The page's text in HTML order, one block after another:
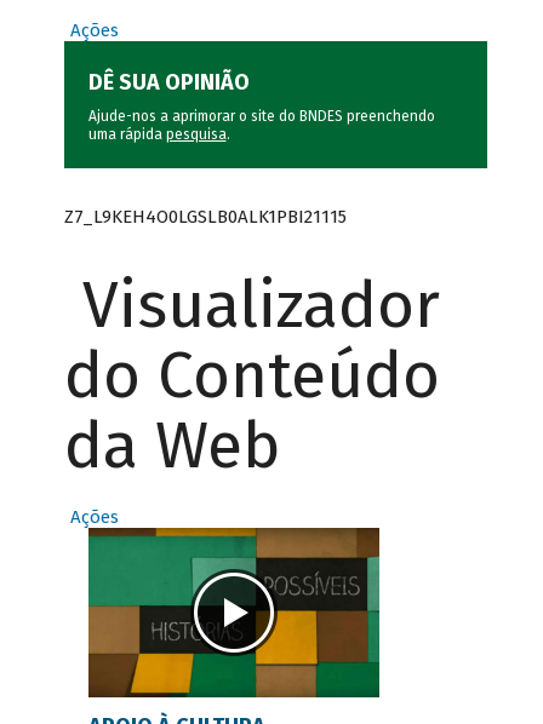
Ações
DÊ SUA OPINIÃO
Ajude-nos a aprimorar o site do BNDES preenchendo
uma rápida pesquisa.
Z7_L9KEH4O0LGSLB0ALK1PBI21115
Visualizador
do Conteúdo
da Web
Ações